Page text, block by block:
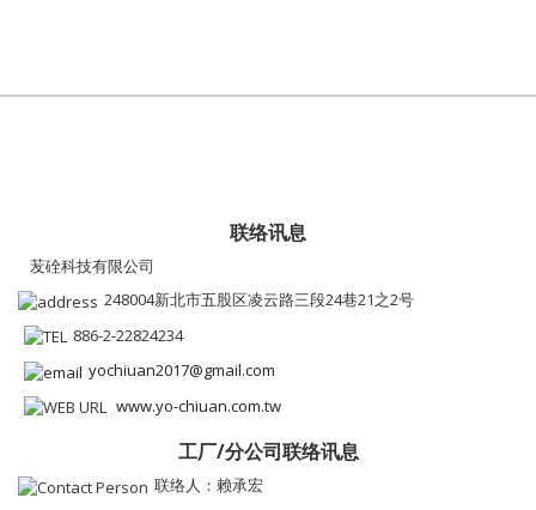
联络讯息
苃硂科技有限公司
248004新北市五股区凌云路三段24巷21之2号
886-2-22824234
yochiuan2017@gmail.com
www.yo-chiuan.com.tw
工厂/分公司联络讯息
联络人：赖承宏